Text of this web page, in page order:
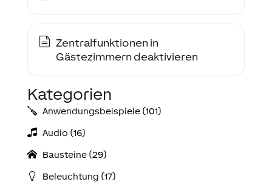
Zentralfunktionen in
Gästezimmern deaktivieren
Kategorien
Anwendungs­­­beispiele (101)
Audio (16)
Bausteine (29)
Beleuchtung (17)